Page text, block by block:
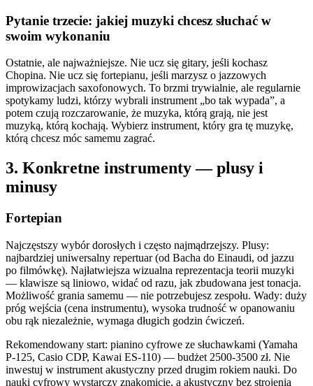
Pytanie trzecie: jakiej muzyki chcesz słuchać w
swoim wykonaniu
Ostatnie, ale najważniejsze. Nie ucz się gitary, jeśli kochasz
Chopina. Nie ucz się fortepianu, jeśli marzysz o jazzowych
improwizacjach saxofonowych. To brzmi trywialnie, ale regularnie
spotykamy ludzi, którzy wybrali instrument „bo tak wypada”, a
potem czują rozczarowanie, że muzyka, którą grają, nie jest
muzyką, którą kochają. Wybierz instrument, który gra tę muzykę,
którą chcesz móc samemu zagrać.
3. Konkretne instrumenty — plusy i
minusy
Fortepian
Najczęstszy wybór dorosłych i często najmądrzejszy. Plusy:
najbardziej uniwersalny repertuar (od Bacha do Einaudi, od jazzu
po filmówkę). Najłatwiejsza wizualna reprezentacja teorii muzyki
— klawisze są liniowo, widać od razu, jak zbudowana jest tonacja.
Możliwość grania samemu — nie potrzebujesz zespołu. Wady: duży
próg wejścia (cena instrumentu), wysoka trudność w opanowaniu
obu rąk niezależnie, wymaga długich godzin ćwiczeń.
Rekomendowany start: pianino cyfrowe ze słuchawkami (Yamaha
P-125, Casio CDP, Kawai ES-110) — budżet 2500-3500 zł. Nie
inwestuj w instrument akustyczny przed drugim rokiem nauki. Do
nauki cyfrowy wystarczy znakomicie, a akustyczny bez strojenia